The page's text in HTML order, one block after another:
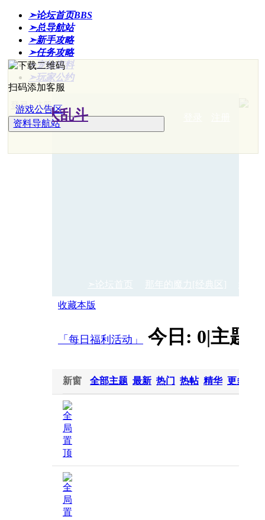
➣论坛首页BBS
➣总导航站
➣新手攻略
➣任务攻略
➣宠物资料
➣玩家公约
登录 注册
扫码添加客服
游戏公告区
资料导航站
➣论坛首页 那年的魔力[经典区]
›
收藏本版
「每日福利活动」 今日: 0|主题:
新窗 全部主题 最新 热门 热帖 精华 更多